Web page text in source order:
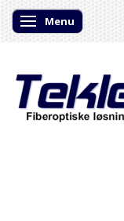
Skifte navigation
Menu